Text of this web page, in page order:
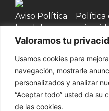
Valoramos tu
Usamos cookies para
navegación, mostrarle
personalizados y analizar
“Aceptar todo” usted da su
de las cookies.
Aviso
legal
Política
de
cookies
Política
Contacta con
937 002 750